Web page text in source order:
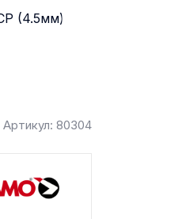
(4.5мм)
Артикул: 80304